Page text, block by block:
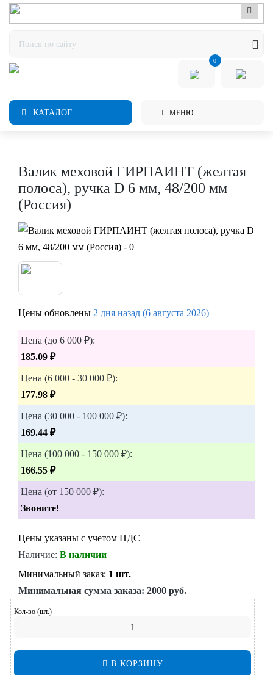
0
КАТАЛОГ МЕНЮ
Валик меховой ГИРПАИНТ (желтая
полоса), ручка D 6 мм, 48/200 мм
(Россия)
Цены обновлены 2 дня назад (6 августа 2026)
Цена (до 6 000 ₽):
185.09 ₽
Цена (6 000 - 30 000 ₽):
177.98 ₽
Цена (30 000 - 100 000 ₽):
169.44 ₽
Цена (100 000 - 150 000 ₽):
166.55 ₽
Цена (от 150 000 ₽):
Звоните!
Цены указаны с учетом НДС
Наличие: В наличии
Минимальный заказ: 1 шт.
Минимальная сумма заказа: 2000 руб.
Кол-во (шт.)
В КОРЗИНУ